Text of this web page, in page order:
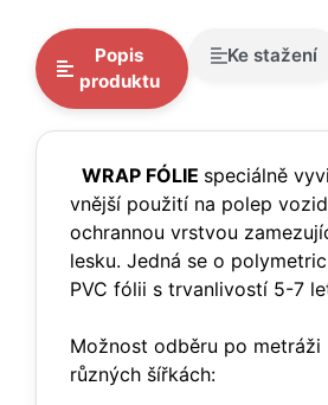
Popis
produktu
Ke stažení
WRAP FÓLIE speciálně
vnější použití na polep
ochrannou vrstvou
lesku. Jedná se o
PVC fólii s trvanlivostí 5-7
Možnost odběru po metráži
různých šířkách: